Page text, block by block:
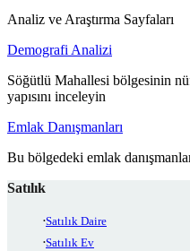
Analiz ve Araştırma Sayfaları
Demografi Analizi
Söğütlü Mahallesi bölgesinin
yapısını inceleyin
Emlak Danışmanları
Bu bölgedeki emlak
Satılık
Satılık Daire
Satılık Ev